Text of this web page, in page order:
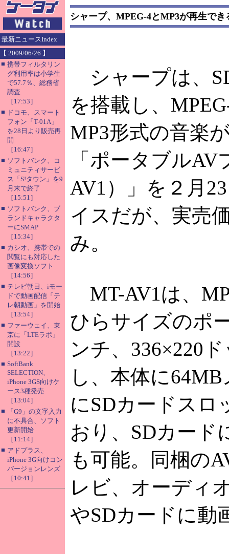
最新ニュースIndex
【 2009/06/26 】
■ 携帯フィルタリン
グ利用率は小学生
で57.7％、総務省
調査
［17:53］
■ ドコモ、スマート
フォン「T-01A」
を28日より販売再
開
［16:47］
■ ソフトバンク、コ
ミュニティサービ
ス「S!タウン」を9
月末で終了
［15:51］
■ ソフトバンク、ブ
ランドキャラクタ
ーにSMAP
［15:34］
■ カシオ、携帯での
閲覧にも対応した
画像変換ソフト
［14:56］
■ テレビ朝日、iモー
ドで動画配信「テ
レ朝動画」を開始
［13:54］
■ ファーウェイ、東
京に「LTEラボ」
開設
［13:22］
■ SoftBank
SELECTION、
iPhone 3GS向けケ
ース3種発売
［13:04］
■
「G9」の文字入力
に不具合、ソフト
更新開始
［11:14］
■ アドプラス、
iPhone 3G向けコン
バージョンレンズ
［10:41］
シャープ、MPEG-4とMP3が再生で
シャープは、
を搭載し、
MP3形式の音楽
「ポータブル
AV1）」を２月
イスだが、実売
み。
MT-AV1は、
ひらサイズのポ
ンチ、336×220
し、本体に
にSDカードスロ
おり、SDカード
も可能。同梱の
レビ、オーディ
やSDカードに動